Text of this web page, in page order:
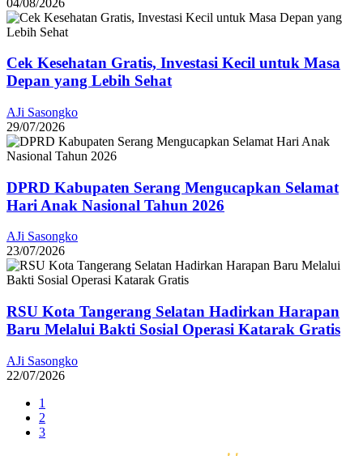
Cek Kesehatan Gratis, Investasi Kecil untuk Masa
Depan yang Lebih Sehat
AJi Sasongko
29/07/2026
DPRD Kabupaten Serang Mengucapkan Selamat
Hari Anak Nasional Tahun 2026
AJi Sasongko
23/07/2026
RSU Kota Tangerang Selatan Hadirkan Harapan
Baru Melalui Bakti Sosial Operasi Katarak Gratis
AJi Sasongko
22/07/2026
1
2
3